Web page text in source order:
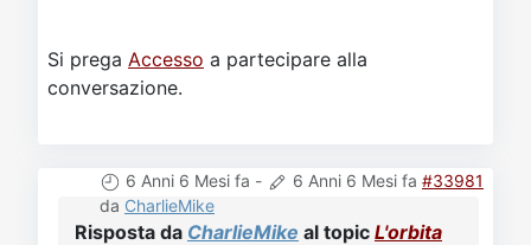
Si prega Accesso a partecipare alla
conversazione.
6 Anni 6 Mesi fa - 6 Anni 6 Mesi fa #33981
da CharlieMike
Risposta da CharlieMike al topic L'orbita